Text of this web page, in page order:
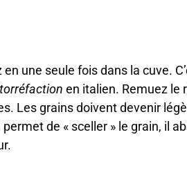
une seule fois dans la cuve.
torréfaction en italien. Remuez le
Les grains doivent devenir
de « sceller » le grain, il